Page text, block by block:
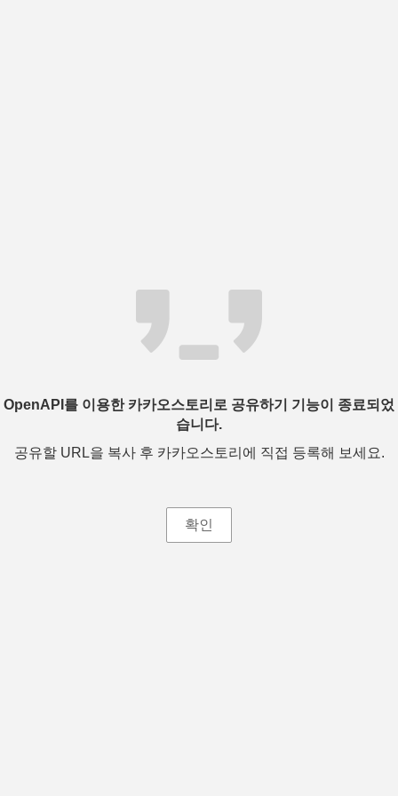
OpenAPI를 이용한 카카오스토리로 공유하기 기능이 종료되었
습니다.
공유할 URL을 복사 후 카카오스토리에 직접 등록해 보세요.
확인